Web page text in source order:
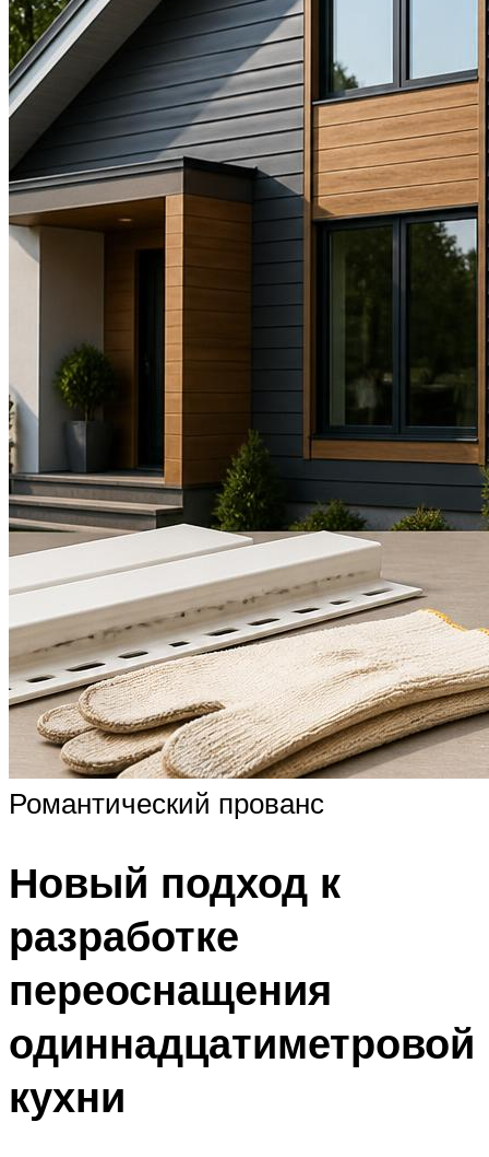
Романтический прованс
Новый подход к
разработке
переоснащения
одиннадцатиметровой
кухни